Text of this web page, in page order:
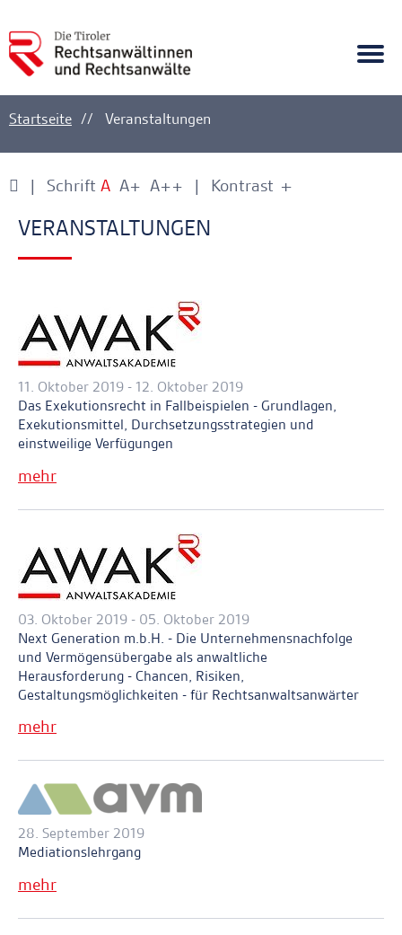
Ankerlink
Startseite Veranstaltungen
Schrift A A+ A++ Kontrast +
-
VERANS­TAL­TUNGEN
11. Oktober 2019 - 12. Oktober 2019
Das Exekutionsrecht in Fallbeispielen - Grundlagen,
Exekutionsmittel, Durchsetzungsstrategien und
einstweilige Verfügungen
mehr
03. Oktober 2019 - 05. Oktober 2019
Next Generation m.b.H. - Die Unternehmensnachfolge
und Vermögensübergabe als anwaltliche
Herausforderung - Chancen, Risiken,
Gestaltungsmöglichkeiten - für Rechtsanwaltsanwärter
mehr
28. September 2019
Mediationslehrgang
mehr